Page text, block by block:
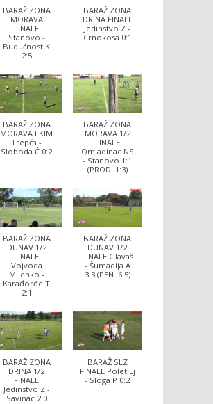
BARAŽ ZONA
MORAVA
FINALE
Stanovo -
Budućnost K
2:5
BARAŽ ZONA
DRINA FINALE
Jedinstvo Z -
Crnokosa 0:1
BARAŽ ZONA
MORAVA I KIM
Trepča -
Sloboda Č 0:2
BARAŽ ZONA
MORAVA 1/2
FINALE
Omladinac NS
- Stanovo 1:1
(PROD. 1:3)
BARAŽ ZONA
DUNAV 1/2
FINALE
Vojvoda
Milenko -
Karađorđe T
2:1
BARAŽ ZONA
DUNAV 1/2
FINALE Glavaš
- Šumadija A
3:3 (PEN. 6:5)
BARAŽ ZONA
DRINA 1/2
FINALE
Jedinstvo Z -
Savinac 2:0
BARAŽ SLZ
FINALE Polet Lj
- Sloga P 0:2